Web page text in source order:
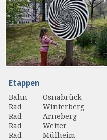
Etappen
Bahn Osnabrück
Rad
Winterberg
Rad
Arneberg
Rad
Wetter
Rad
Mülheim